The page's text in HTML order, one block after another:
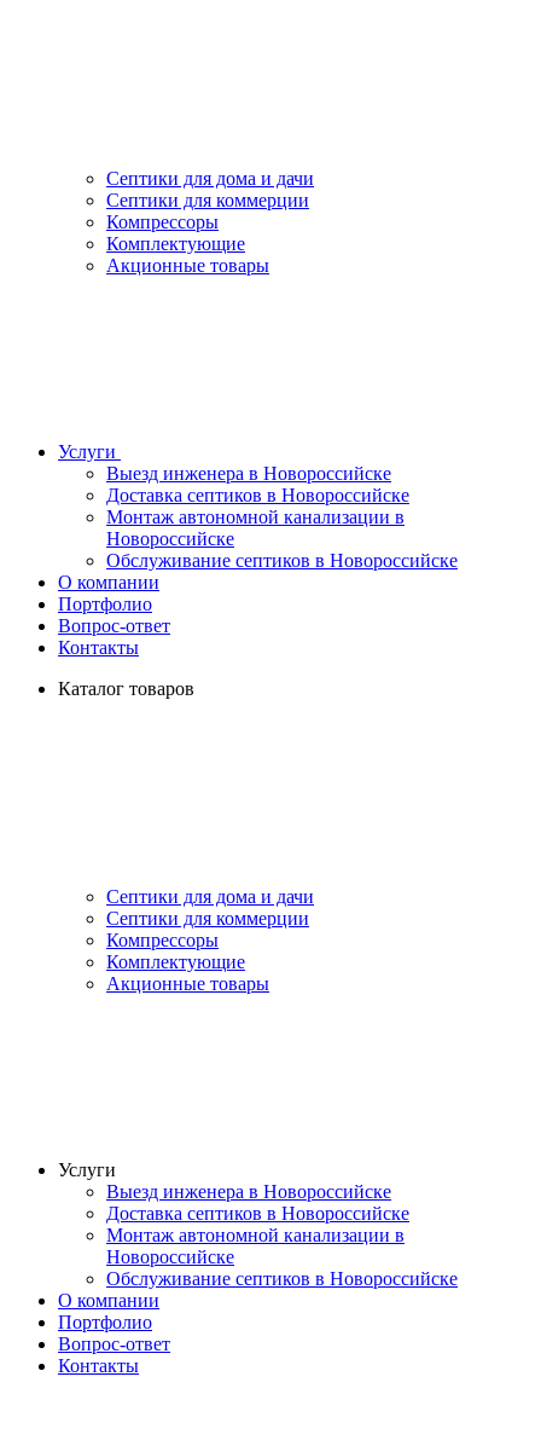
Септики для дома и дачи
Септики для коммерции
Компрессоры
Комплектующие
Акционные товары
Услуги
Выезд инженера в Новороссийске
Доставка септиков в Новороссийске
Монтаж автономной канализации в
Новороссийске
Обслуживание септиков в Новороссийске
О компании
Портфолио
Вопрос-ответ
Контакты
Каталог товаров
Септики для дома и дачи
Септики для коммерции
Компрессоры
Комплектующие
Акционные товары
Услуги
Выезд инженера в Новороссийске
Доставка септиков в Новороссийске
Монтаж автономной канализации в
Новороссийске
Обслуживание септиков в Новороссийске
О компании
Портфолио
Вопрос-ответ
Контакты